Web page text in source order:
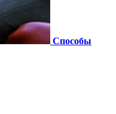
Способы